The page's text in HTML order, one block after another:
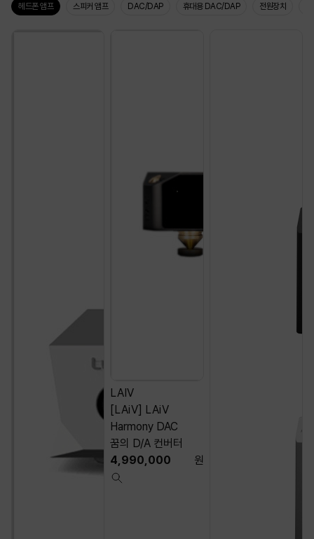
헤드폰 앰프 스피커 앰프 DAC/DAP 휴대용 DAC/DAP 전원장치
LAIV
[LAiV] LAiV
Harmony DAC
꿈의 D/A 컨버터
4,990,000
원